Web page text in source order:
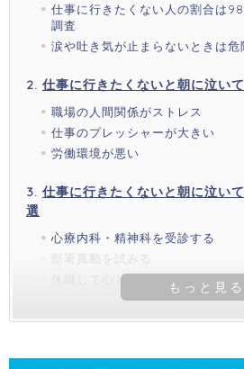
仕事に行きたくない人の割合は
調査
涙や吐き気が止まらないときは危
仕事に行きたくないと朝に泣い
職場の人間関係がストレス
仕事のプレッシャーが大きい
労働環境が悪い
仕事に行きたくないと朝に泣い
選
心療内科・精神科を受診する
部署異動を試みる
休職して心と体を休める